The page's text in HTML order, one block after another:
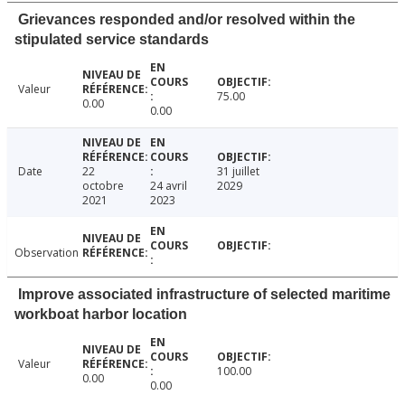
Grievances responded and/or resolved within the
stipulated service standards
Valeur
0.00
0.00
75.00
Date
22
octobre
2021
24 avril
2023
31 juillet
2029
Observation
Improve associated infrastructure of selected maritime
workboat harbor location
Valeur
0.00
0.00
100.00